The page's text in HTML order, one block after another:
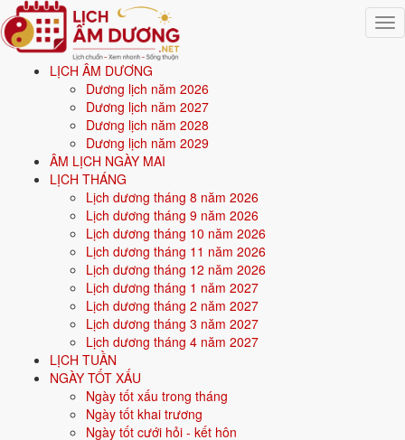
LỊCH ÂM DƯƠNG
Dương lịch năm 2026
Dương lịch năm 2027
Dương lịch năm 2028
Dương lịch năm 2029
ÂM LỊCH NGÀY MAI
LỊCH THÁNG
Lịch dương tháng 8 năm 2026
Lịch dương tháng 9 năm 2026
Lịch dương tháng 10 năm 2026
Lịch dương tháng 11 năm 2026
Lịch dương tháng 12 năm 2026
Lịch dương tháng 1 năm 2027
Lịch dương tháng 2 năm 2027
Lịch dương tháng 3 năm 2027
Lịch dương tháng 4 năm 2027
LỊCH TUẦN
NGÀY TỐT XẤU
Ngày tốt xấu trong tháng
Ngày tốt khai trương
Ngày tốt cưới hỏi - kết hôn
Trang chủ
Mệnh ngũ hành
Sinh năm 1952
Sinh năm 1952mệnh gì? Nhâm Thìn Trường Lưu Thủy
- mệnh Thủy
Người sinh năm 1952là tuổiNhâm Thìn (con Rồng), nạp âm
Lưu Thủy- Nước chảy mạnh, mệnhThủy. Năm
tuổi dương).
Sinh năm1952(Nhâm Thìn, con Rồng) thuộc mệnh
Trường Lưu Thủy.
Màu hợp:Đen, Xanh dương, Xanh nước biển.
Vận khí khi sinh:Vận 5 Ngũ Hoàng Thổ (1944-1963) - Trung cung,